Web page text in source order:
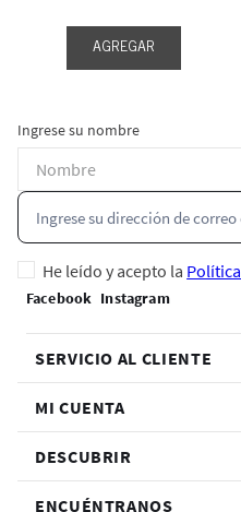
AGREGAR
Ingrese su nombre
He leído y acepto la
SERVICIO AL CLIENTE
MI CUENTA
DESCUBRIR
ENCUÉNTRANOS